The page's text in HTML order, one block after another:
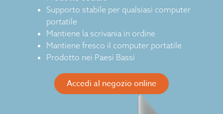
Supporto stabile per qualsiasi computer
portatile
Mantiene la scrivania in ordine
Mantiene fresco il computer portatile
Prodotto nei Paesi Bassi
Accedi al negozio online